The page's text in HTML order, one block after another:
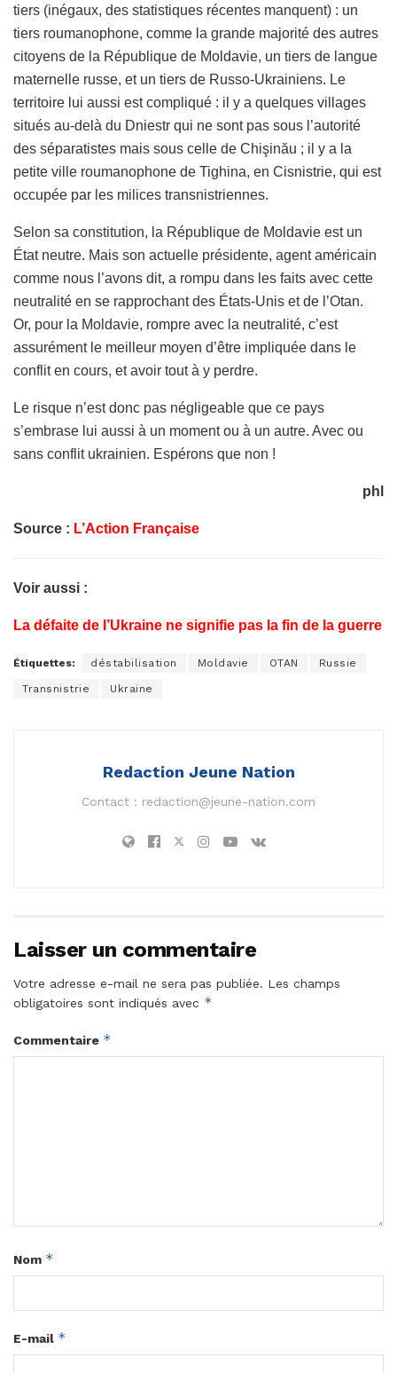
tiers (inégaux, des statistiques récentes manquent) : un
tiers roumanophone, comme la grande majorité des autres
citoyens de la République de Moldavie, un tiers de langue
maternelle russe, et un tiers de Russo-Ukrainiens. Le
territoire lui aussi est compliqué : il y a quelques villages
situés au-delà du Dniestr qui ne sont pas sous l’autorité
des séparatistes mais sous celle de Chişinău ; il y a la
petite ville roumanophone de Tighina, en Cisnistrie, qui est
occupée par les milices transnistriennes.
Selon sa constitution, la République de Moldavie est un
État neutre. Mais son actuelle présidente, agent américain
comme nous l’avons dit, a rompu dans les faits avec cette
neutralité en se rapprochant des États-Unis et de l’Otan.
Or, pour la Moldavie, rompre avec la neutralité, c’est
assurément le meilleur moyen d’être impliquée dans le
conflit en cours, et avoir tout à y perdre.
Le risque n’est donc pas négligeable que ce pays
s’embrase lui aussi à un moment ou à un autre. Avec ou
sans conflit ukrainien. Espérons que non !
phl
Source : L’Action Française
Voir aussi :
La défaite de l’Ukraine ne signifie pas la fin de la guerre
Étiquettes: déstabilisation Moldavie OTAN Russie
Transnistrie Ukraine
Redaction Jeune Nation
Contact : redaction@jeune-nation.com
Laisser un commentaire
Votre adresse e-mail ne sera pas publiée. Les champs
obligatoires sont indiqués avec *
Commentaire *
Nom *
E-mail *